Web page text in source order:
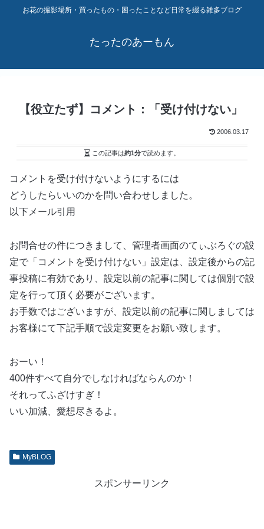
お花の撮影場所・買ったもの・困ったことなど日常を綴る雑多ブログ
たったのあーもん
【役立たず】コメント：「受け付けない」
2006.03.17
この記事は約1分で読めます。
コメントを受け付けないようにするには
どうしたらいいのかを問い合わせしました。
以下メール引用
お問合せの件につきまして、管理者画面のてぃぶろぐの設
定で「コメントを受け付けない」設定は、設定後からの記
事投稿に有効であり、設定以前の記事に関しては個別で設
定を行って頂く必要がございます。
お手数ではございますが、設定以前の記事に関しましては
お客様にて下記手順で設定変更をお願い致します。
おーい！
400件すべて自分でしなければならんのか！
それってふざけすぎ！
いい加減、愛想尽きるよ。
MyBLOG
スポンサーリンク